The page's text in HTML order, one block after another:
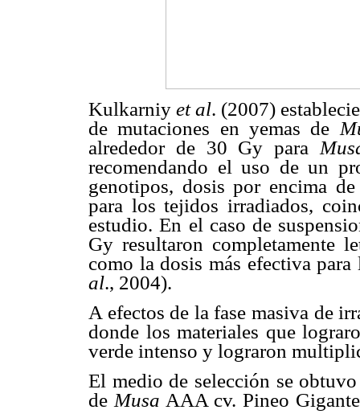
Kulkarniy et al. (2007)
de mutaciones en yemas de
alrededor de 30 Gy para
recomendando el uso de un
genotipos, dosis por encima
para los tejidos irradiados,
estudio. En el caso de
Gy resultaron completamente
como la dosis más efectiva
al., 2004).
A efectos de la fase masiva de
donde los materiales que
verde intenso y lograron
El medio de selección se
de Musa AAA cv. Pineo